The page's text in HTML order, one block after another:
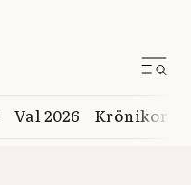
Val 2026 Krönikor